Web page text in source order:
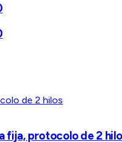
protocolo de 2